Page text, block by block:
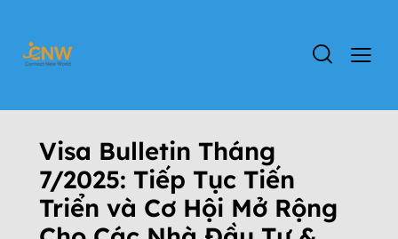
Visa Bulletin Tháng
7/2025: Tiếp Tục Tiến
Triển và Cơ Hội Mở Rộng